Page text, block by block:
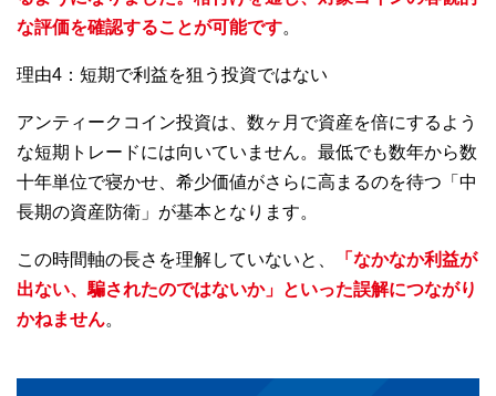
な評価を確認することが可能です。
理由4：短期で利益を狙う投資ではない
アンティークコイン投資は、数ヶ月で資産を倍にするよう
な短期トレードには向いていません。最低でも数年から数
十年単位で寝かせ、希少価値がさらに高まるのを待つ「中
長期の資産防衛」が基本となります。
この時間軸の長さを理解していないと、
「なかなか利益が
出ない、騙されたのではないか」といった誤解につながり
かねません。